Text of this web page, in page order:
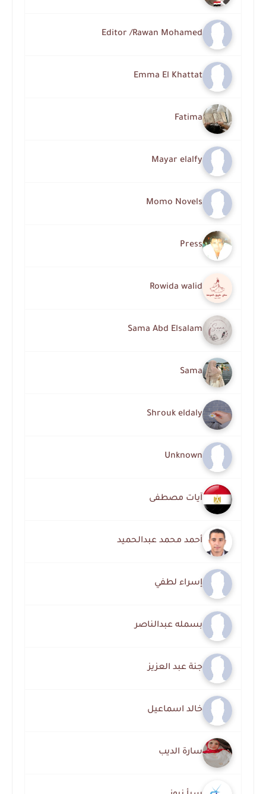
Editor /Rawan Mohamed
Emma El Khattat
Fatima
Mayar elalfy
Momo Novels
Press
Rowida walid
Sama Abd Elsalam
Sama
Shrouk eldaly
Unknown
آيات مصطفى
أحمد محمد عبدالحميد
إسراء لطفي
بسمله عبدالناصر
جنة عبد العزيز
خالد اسماعيل
سارة الديب